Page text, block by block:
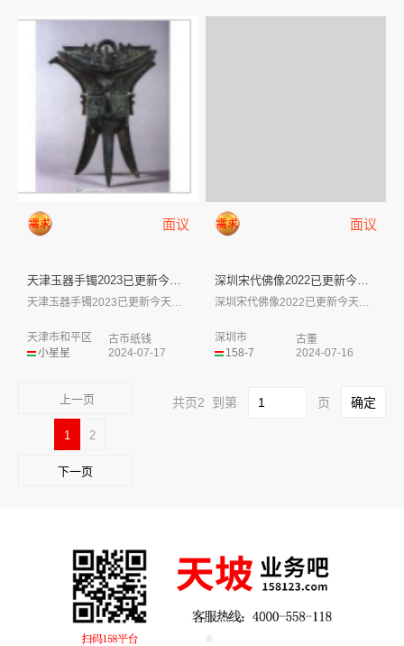
面议
天津玉器手镯2023已更新今天...
天津玉器手镯2023已更新今天行情现金收...
小星星
天津市和平区
古币纸钱
2024-07-17
面议
深圳宋代佛像2022已更新今天...
深圳宋代佛像2022已更新今天行情现金收...
158-7
深圳市
古董
2024-07-16
上一页
1 2
下一页
共页2 到第 页